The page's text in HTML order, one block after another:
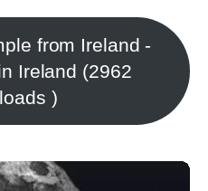
from Ireland -
Ireland (2962
)